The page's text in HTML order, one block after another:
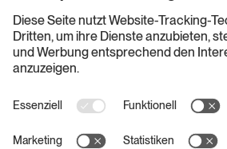
Newsletter
AWS Support
Kontakt
Skaylink GmbH
85748 Garching b. München
Deutschland